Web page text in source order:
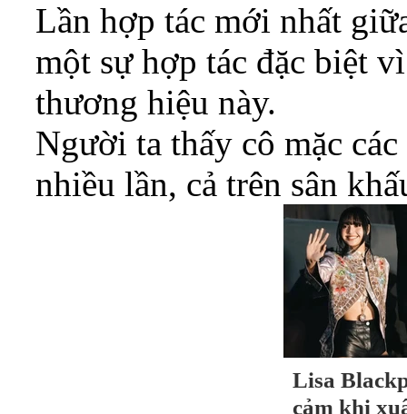
Lần hợp tác mới nhất
một sự hợp tác đặc biệt
thương hiệu này.
Người ta thấy cô mặc
nhiều lần, cả trên sân
Lisa
cảm khi